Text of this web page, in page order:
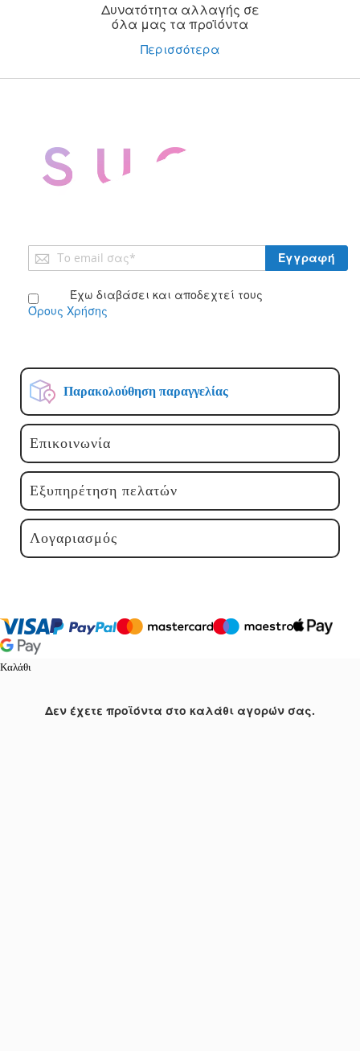
Δυνατότητα αλλαγής σε
όλα μας τα προϊόντα
Περισσότερα
Παρακολούθηση παραγγελίας
Επικοινωνία
Εξυπηρέτηση πελατών
Λογαριασμός
Εγγραφή
στο
Δελτίο: Έχω διαβάσει και αποδεχτεί τους
Όρους Χρήσης
Εγγραφή
Καλάθι
Δεν έχετε προϊόντα στο καλάθι αγορών σας.